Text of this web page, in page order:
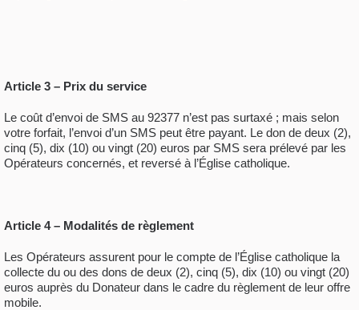
Article 3 – Prix du service
Le coût d’envoi de SMS au 92377 n’est pas surtaxé ; mais selon
votre forfait, l’envoi d’un SMS peut être payant. Le don de deux (2),
cinq (5), dix (10) ou vingt (20) euros par SMS sera prélevé par les
Opérateurs concernés, et reversé à l’Église catholique.
Article 4 – Modalités de règlement
Les Opérateurs assurent pour le compte de l’Église catholique la
collecte du ou des dons de deux (2), cinq (5), dix (10) ou vingt (20)
euros auprès du Donateur dans le cadre du règlement de leur offre
mobile.